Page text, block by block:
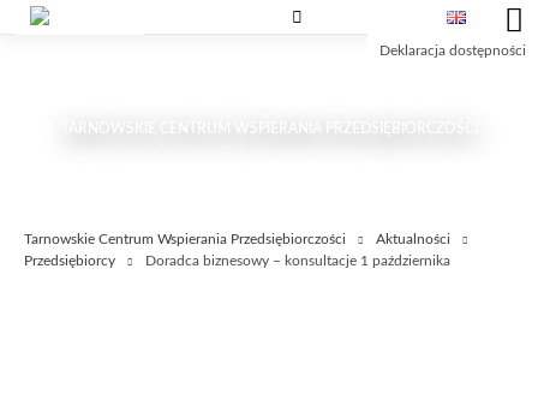
Przejdź
do
Przejdź
do
Przejdź
do
Deklaracja dostępności
TARNOWSKIE CENTRUM WSPIERANIA PRZEDSIĘBIORCZOŚCI
Tarnowskie Centrum Wspierania Przedsiębiorczości
Aktualności
Przedsiębiorcy
Doradca biznesowy – konsultacje 1 października